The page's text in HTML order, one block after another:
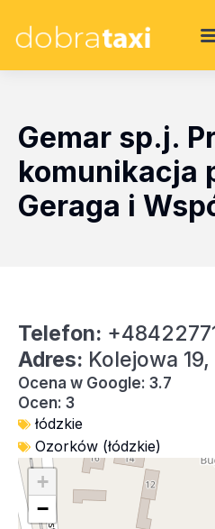
Gemar sp.j.
komunikacja
Geraga i
Telefon:
Adres: Kolejowa
Ocena w Google: 3.7
Ocen: 3
łódzkie
Ozorków (łódzkie)
+
−